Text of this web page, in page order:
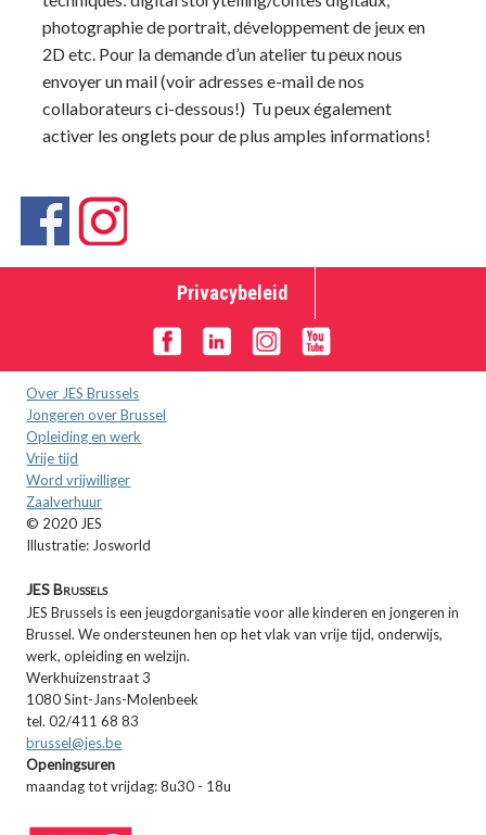
photographie de portrait, développement de jeux en
2D etc. Pour la demande d’un atelier tu peux nous
envoyer un mail (voir adresses e-mail de nos
collaborateurs ci-dessous!) Tu peux également
activer les onglets pour de plus amples informations!
Privacybeleid
Over JES Brussels
Jongeren over Brussel
Opleiding en werk
Vrije tijd
Word vrijwilliger
Zaalverhuur
© 2020 JES
Illustratie: Josworld
JES Brussels
JES Brussels is een jeugdorganisatie voor alle kinderen en jongeren in
Brussel. We ondersteunen hen op het vlak van vrije tijd, onderwijs,
werk, opleiding en welzijn.
Werkhuizenstraat 3
1080 Sint-Jans-Molenbeek
tel. 02/411 68 83
brussel@jes.be
Openingsuren
maandag tot vrijdag: 8u30 - 18u